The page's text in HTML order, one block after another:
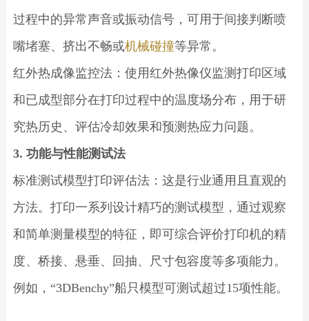
过程中的异常声音或振动信号，可用于间接判断喷
嘴堵塞、挤出不畅或机械碰撞等异常。
红外热成像监控法：使用红外热像仪监测打印区域
和已成型部分在打印过程中的温度场分布，用于研
究热历史、评估冷却效果和预测热应力问题。
3. 功能与性能测试法
标准测试模型打印评估法：这是行业通用且直观的
方法。打印一系列设计精巧的测试模型，通过观察
和简单测量模型的特征，即可综合评价打印机的精
度、桥接、悬垂、回抽、尺寸包容度等多项能力。
例如，“3DBenchy”船只模型可测试超过15项性能。